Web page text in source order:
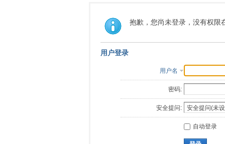
抱歉，您尚未登录，没有权限
用户登录
用户名
密码:
安全提问:
自动登录